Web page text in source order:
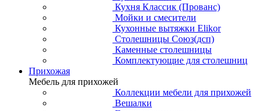
Кухня Классик (Прованс)
Мойки и смесители
Кухонные вытяжки Elikor
Столешницы Союз(дсп)
Каменные столешницы
Комплектующие для столешниц
Прихожая
Мебель для прихожей
Коллекции мебели для прихожей
Вешалки